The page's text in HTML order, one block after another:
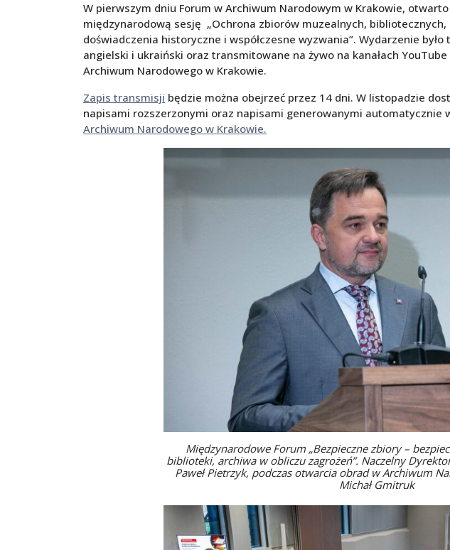
W pierwszym dniu Forum w Archiwum Narodowym w Krakowie,
międzynarodową sesję „Ochrona zbiorów muzealnych,
doświadczenia historyczne i współczesne wyzwania”. Wydarzenie
angielski i ukraiński oraz transmitowane na żywo na kanałach
Archiwum Narodowego w Krakowie.
Zapis transmisji będzie można obejrzeć przez 14 dni. W listopadzie
napisami rozszerzonymi oraz napisami generowanymi automatycznie
Archiwum Narodowego w Krakowie.
Międzynarodowe Forum „Bezpieczne zbiory –
biblioteki, archiwa w obliczu zagrożeń”. Naczelny
Paweł Pietrzyk, podczas otwarcia obrad w Archiwum
Michał Gmitruk